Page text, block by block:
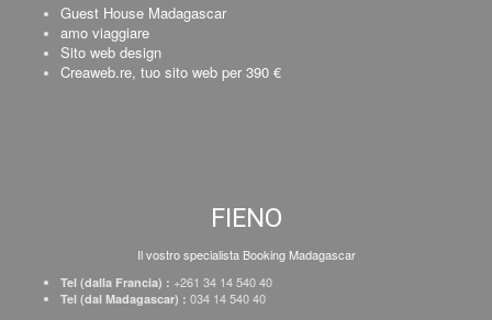
Guest House Madagascar
amo viaggiare
Sito web design
Creaweb.re, tuo sito web per 390 €
FIENO
Il vostro specialista Booking Madagascar
Tel (dalla Francia) : +261 34 14 540 40
Tel (dal Madagascar) : 034 14 540 40